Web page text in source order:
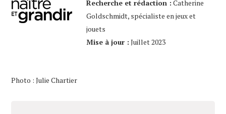
Recherche et rédaction : Catherine
Goldschmidt, spécialiste en jeux et
jouets
Mise à jour : Juillet 2023
Photo : Julie Chartier